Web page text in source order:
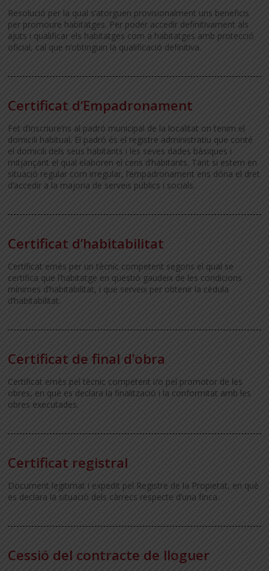
Resolució per la qual s’atorguen provisionalment uns beneficis
per promoure habitatges. Per poder accedir definitivament als
ajuts i qualificar els habitatges com a habitatges amb protecció
oficial, cal que n’obtinguin la qualificació definitiva.
Certificat d’Empadronament
Fet d’inscriure’ns al padró municipal de la localitat on tenim el
domicili habitual. El padró és el registre administratiu que conté
el domicili dels seus habitants i les seves dades bàsiques i
mitjançant el qual elaboren el cens d’habitants. Tant si estem en
situació regular com irregular, l’empadronament ens dóna el dret
d’accedir a la majoria de serveis públics i socials.
Certificat d’habitabilitat
Certificat emès per un tècnic competent segons el qual se
certifica que l’habitatge en qüestió gaudeix de les condicions
mínimes d’habitabilitat, i que serveix per obtenir la cèdula
d’habitabilitat.
Certificat de final d’obra
Certificat emès pel tècnic competent i/o pel promotor de les
obres, en què es declara la finalització i la conformitat amb les
obres executades.
Certificat registral
Document legitimat i expedit pel Registre de la Propietat, en què
es declara la situació dels càrrecs respecte d’una finca.
Cessió del contracte de lloguer